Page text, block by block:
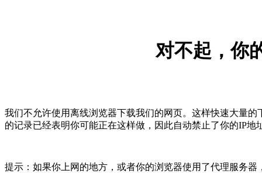
对不起，你
我们不允许使用离线浏览器下载我们的网页。这样快速大量
的记录已经表明你可能正在这样做，因此自动禁止了你的IP
提示：如果你上网的地方，或者你的浏览器使用了代理服务